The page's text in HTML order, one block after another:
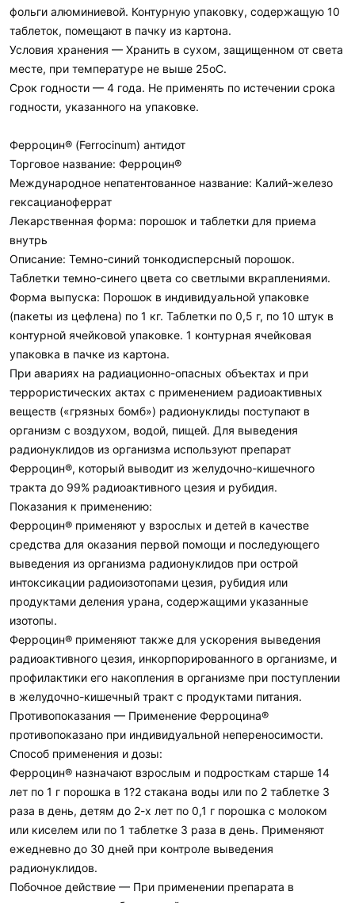
фольги алюминиевой. Контурную упаковку, содержащую 10
таблеток, помещают в пачку из картона.
Условия хранения — Хранить в сухом, защищенном от света
месте, при температуре не выше 25оС.
Срок годности — 4 года. Не применять по истечении срока
годности, указанного на упаковке.
Ферроцин® (Ferrocinum) антидот
Торговое название: Ферроцин®
Международное непатентованное название: Калий-железо
гексацианоферрат
Лекарственная форма: порошок и таблетки для приема
внутрь
Описание: Темно-синий тонкодисперсный порошок.
Таблетки темно-синего цвета со светлыми вкраплениями.
Форма выпуска: Порошок в индивидуальной упаковке
(пакеты из цефлена) по 1 кг. Таблетки по 0,5 г, по 10 штук в
контурной ячейковой упаковке. 1 контурная ячейковая
упаковка в пачке из картона.
При авариях на радиационно-опасных объектах и при
террористических актах с применением радиоактивных
веществ («грязных бомб») радионуклиды поступают в
организм с воздухом, водой, пищей. Для выведения
радионуклидов из организма используют препарат
Ферроцин®, который выводит из желудочно-кишечного
тракта до 99% радиоактивного цезия и рубидия.
Показания к применению:
Ферроцин® применяют у взрослых и детей в качестве
средства для оказания первой помощи и последующего
выведения из организма радионуклидов при острой
интоксикации радиоизотопами цезия, рубидия или
продуктами деления урана, содержащими указанные
изотопы.
Ферроцин® применяют также для ускорения выведения
радиоактивного цезия, инкорпорированного в организме, и
профилактики его накопления в организме при поступлении
в желудочно-кишечный тракт с продуктами питания.
Противопоказания — Применение Ферроцина®
противопоказано при индивидуальной непереносимости.
Способ применения и дозы:
Ферроцин® назначают взрослым и подросткам старше 14
лет по 1 г порошка в 1?2 стакана воды или по 2 таблетке 3
раза в день, детям до 2-х лет по 0,1 г порошка с молоком
или киселем или по 1 таблетке 3 раза в день. Применяют
ежедневно до 30 дней при контроле выведения
радионуклидов.
Побочное действие — При применении препарата в